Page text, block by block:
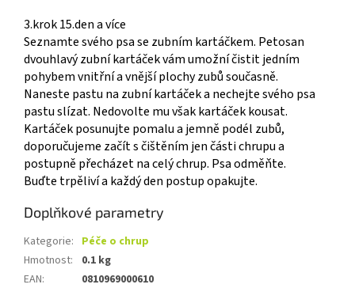
3.krok 15.den a více
Seznamte svého psa se zubním kartáčkem. Petosan
dvouhlavý zubní kartáček vám umožní čistit jedním
pohybem vnitřní a vnější plochy zubů současně.
Naneste pastu na zubní kartáček a nechejte svého psa
pastu slízat. Nedovolte mu však kartáček kousat.
Kartáček posunujte pomalu a jemně podél zubů,
doporučujeme začít s čištěním jen části chrupu a
postupně přecházet na celý chrup. Psa odměňte.
Buďte trpěliví a každý den postup opakujte.
Doplňkové parametry
Kategorie: Péče o chrup
Hmotnost:
0.1 kg
EAN: 0810969000610